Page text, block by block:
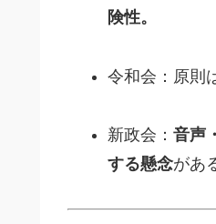
険性。
令和会：原則
新政会： 音声
する懸念があ